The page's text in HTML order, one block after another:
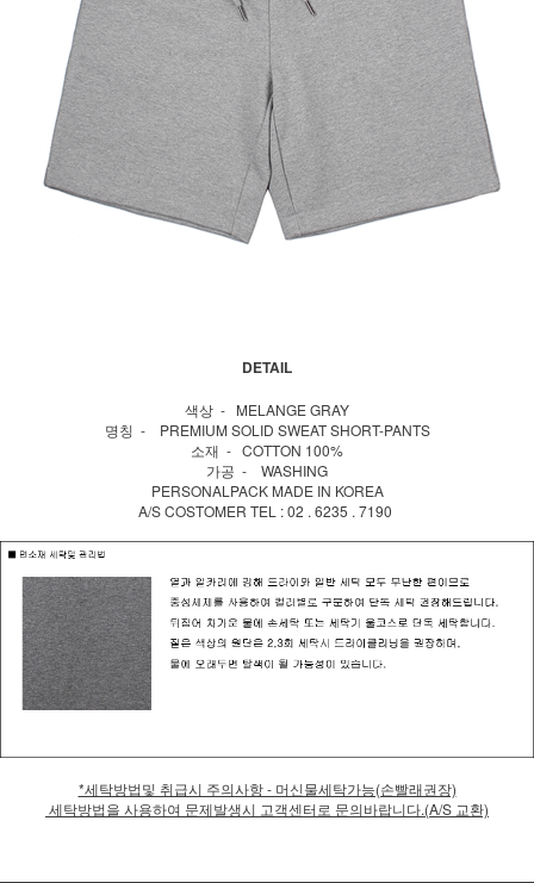
DETAIL
색상 - MELANGE GRAY
명칭 - PREMIUM SOLID SWEAT SHORT-PANTS
소재 - COTTON 100%
가공 - WASHING
PERSONALPACK MADE IN KOREA
A/S COSTOMER TEL : 02 . 6235 . 7190
*세탁방법및 취급시 주의사항 - 머신물세탁가능(손빨래권장)
세탁방법을 사용하여 문제발생시 고객센터로 문의바랍니다.(A/S 교환)